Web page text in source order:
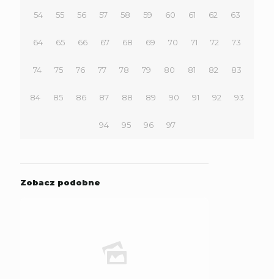
54 55 56 57 58 59 60 61 62 63
64 65 66 67 68 69 70 71 72 73
74 75 76 77 78 79 80 81 82 83
84 85 86 87 88 89 90 91 92 93
94 95 96 97
Zobacz podobne